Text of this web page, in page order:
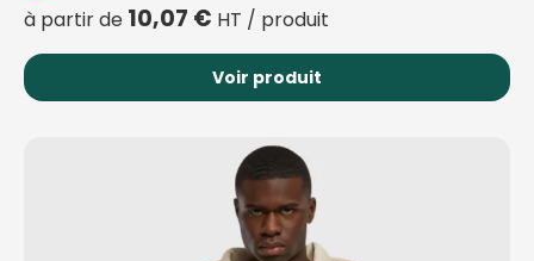
à partir de 10,07 € HT / produit
Voir produit